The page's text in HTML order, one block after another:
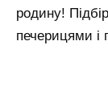
родину!
печерицями